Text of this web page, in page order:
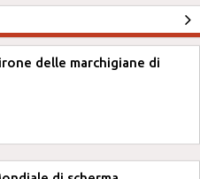
delle marchigiane di